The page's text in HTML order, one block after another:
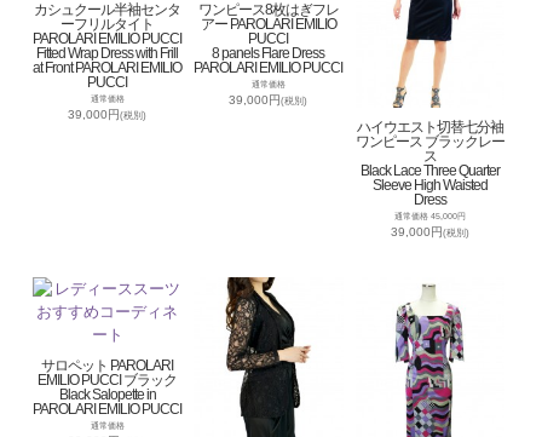
カシュクール半袖センタ
ーフリルタイト
PAROLARI EMILIO PUCCI
Fitted Wrap Dress with Frill
at Front PAROLARI EMILIO
PUCCI
通常価格
39,000円(税別)
ワンピース8枚はぎフレ
アー PAROLARI EMILIO
PUCCI
8 panels Flare Dress
PAROLARI EMILIO PUCCI
通常価格
39,000円(税別)
ハイウエスト切替七分袖
ワンピース ブラックレー
ス
Black Lace Three Quarter
Sleeve High Waisted
Dress
通常価格 45,000円
39,000円(税別)
サロペット PAROLARI
EMILIO PUCCI ブラック
Black Salopette in
PAROLARI EMILIO PUCCI
通常価格